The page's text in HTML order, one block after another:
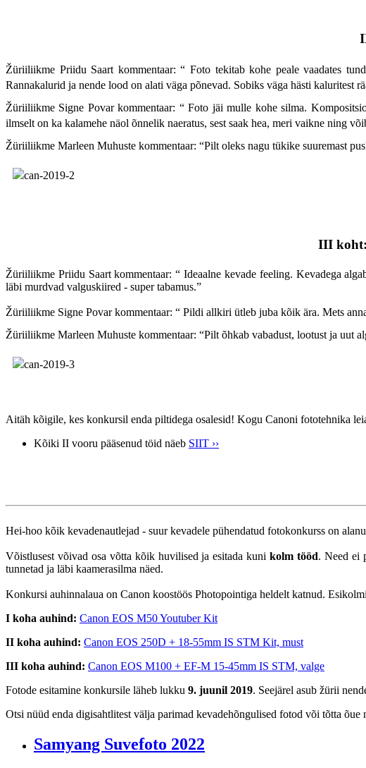
Žüriiliikme Priidu Saart kommentaar: “ Foto tekitab kohe peale vaadates
Rannakalurid ja nende lood on alati väga põnevad. Sobiks väga hästi kaluritest
Žüriiliikme Signe Povar kommentaar: “ Foto jäi mulle kohe silma.
ilmselt on ka kalamehe näol õnnelik naeratus, sest saak hea, meri vaikne ning
Žüriiliikme Marleen Muhuste kommentaar: “Pilt oleks nagu tükike suuremast
III koht:
Žüriiliikme Priidu Saart kommentaar: “ Ideaalne kevade feeling. Kevadega
läbi murdvad valguskiired - super tabamus.”
Žüriiliikme Signe Povar kommentaar: “ Pildi allkiri ütleb juba kõik ära. Mets
Žüriiliikme Marleen Muhuste kommentaar: “Pilt õhkab vabadust, lootust ja uut
Aitäh kõigile, kes konkursil enda piltidega osalesid! Kogu Canoni fototehnika
Kõiki II vooru pääsenud töid näeb SIIT ››
Hei-hoo kõik kevadenautlejad - suur kevadele pühendatud fotokonkurss on
Võistlusest võivad osa võtta kõik huvilised ja esitada kunikolm tööd. Need ei
tunnetad ja läbi kaamerasilma näed.
Konkursi auhinnalaua on Canon koostöös Photopointiga heldelt katnud.
I koha auhind: Canon EOS M50 Youtuber Kit
II koha auhind: Canon EOS 250D + 18-55mm IS STM Kit, must
III koha auhind: Canon EOS M100 + EF-M 15-45mm IS STM, valge
Fotode esitamine konkursile läheb lukku 9. juunil 2019. Seejärel asub žürii
Otsi nüüd enda digisahtlitest välja parimad kevadehõngulised fotod või tõtta
Samyang Suvefoto 2022